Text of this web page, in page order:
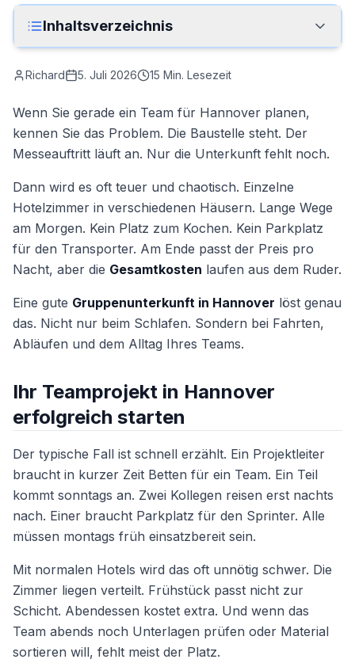
Inhaltsverzeichnis
Richard 5. Juli 2026 15 Min. Lesezeit
Wenn Sie gerade ein Team für Hannover planen,
kennen Sie das Problem. Die Baustelle steht. Der
Messeauftritt läuft an. Nur die Unterkunft fehlt noch.
Dann wird es oft teuer und chaotisch. Einzelne
Hotelzimmer in verschiedenen Häusern. Lange Wege
am Morgen. Kein Platz zum Kochen. Kein Parkplatz
für den Transporter. Am Ende passt der Preis pro
Nacht, aber die Gesamtkosten laufen aus dem Ruder.
Eine gute Gruppenunterkunft in Hannover löst genau
das. Nicht nur beim Schlafen. Sondern bei Fahrten,
Abläufen und dem Alltag Ihres Teams.
Ihr Teamprojekt in Hannover
erfolgreich starten
Der typische Fall ist schnell erzählt. Ein Projektleiter
braucht in kurzer Zeit Betten für ein Team. Ein Teil
kommt sonntags an. Zwei Kollegen reisen erst nachts
nach. Einer braucht Parkplatz für den Sprinter. Alle
müssen montags früh einsatzbereit sein.
Mit normalen Hotels wird das oft unnötig schwer. Die
Zimmer liegen verteilt. Frühstück passt nicht zur
Schicht. Abendessen kostet extra. Und wenn das
Team abends noch Unterlagen prüfen oder Material
sortieren will, fehlt meist der Platz.